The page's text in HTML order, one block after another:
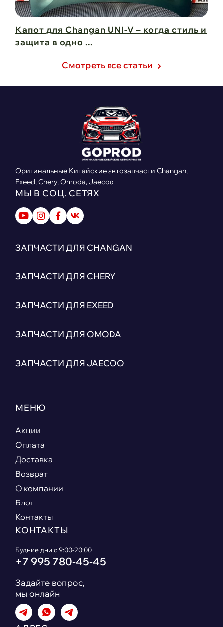
Капот для Changan UNI-V – когда стиль и
защита в одно ...
Cмотреть все статьи
Оригинальные Китайские автозапчасти Changan,
Exeed, Chery, Omoda, Jaecoo
МЫ В СОЦ. СЕТЯХ
ЗАПЧАСТИ ДЛЯ CHANGAN
ЗАПЧАСТИ ДЛЯ CHERY
ЗАПЧАСТИ ДЛЯ EXEED
ЗАПЧАСТИ ДЛЯ OMODA
ЗАПЧАСТИ ДЛЯ JAECOO
МЕНЮ
Акции
Оплата
Доставка
Возврат
О компании
Блог
Контакты
КОНТАКТЫ
Будние дни с 9:00-20:00
+7 995 780‑45‑45
Задайте вопрос,
мы онлайн